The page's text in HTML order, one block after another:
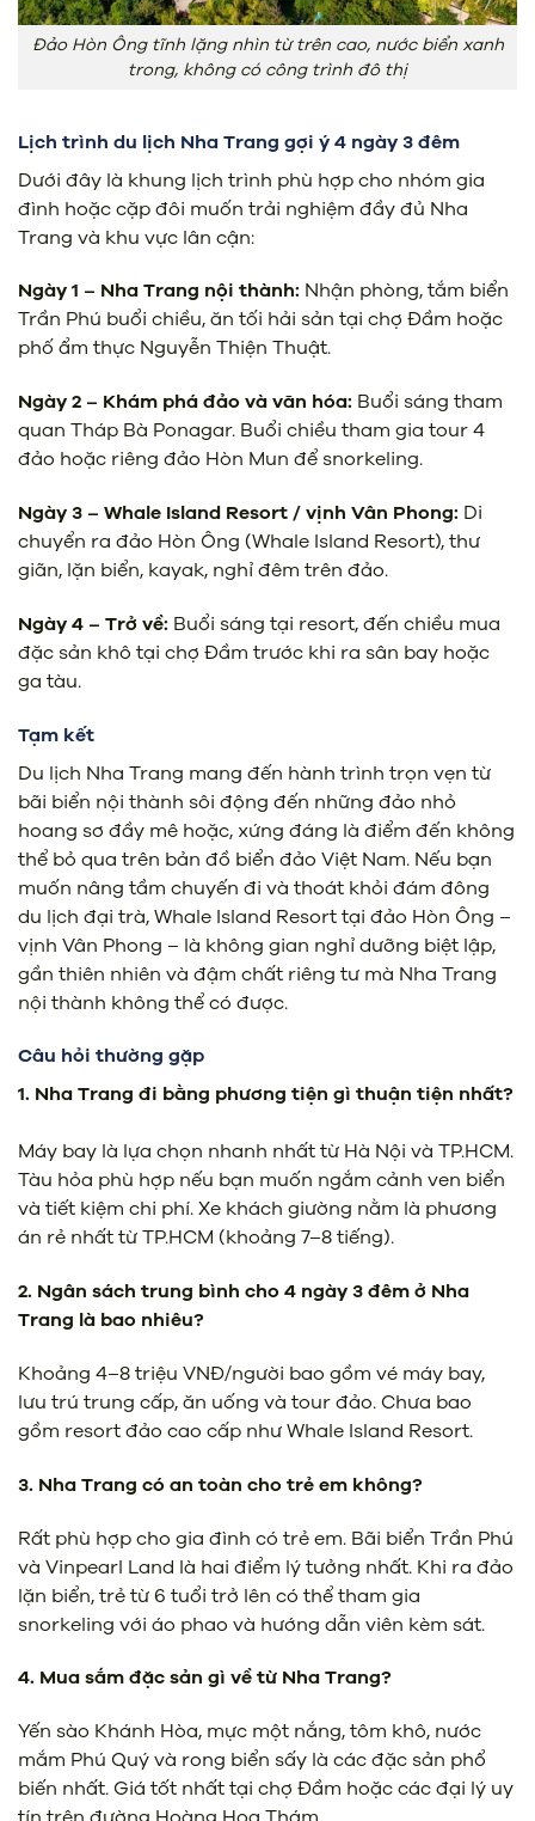
Đảo Hòn Ông tĩnh lặng nhìn từ trên cao, nước biển xanh
trong, không có công trình đô thị
Lịch trình du lịch Nha Trang gợi ý 4 ngày 3 đêm
Dưới đây là khung lịch trình phù hợp cho nhóm gia
đình hoặc cặp đôi muốn trải nghiệm đầy đủ Nha
Trang và khu vực lân cận:
Ngày 1 – Nha Trang nội thành: Nhận phòng, tắm biển
Trần Phú buổi chiều, ăn tối hải sản tại chợ Đầm hoặc
phố ẩm thực Nguyễn Thiện Thuật.
Ngày 2 – Khám phá đảo và văn hóa: Buổi sáng tham
quan Tháp Bà Ponagar. Buổi chiều tham gia tour 4
đảo hoặc riêng đảo Hòn Mun để snorkeling.
Ngày 3 – Whale Island Resort / vịnh Vân Phong: Di
chuyển ra đảo Hòn Ông (Whale Island Resort), thư
giãn, lặn biển, kayak, nghỉ đêm trên đảo.
Ngày 4 – Trở về: Buổi sáng tại resort, đến chiều mua
đặc sản khô tại chợ Đầm trước khi ra sân bay hoặc
ga tàu.
Tạm kết
Du lịch Nha Trang mang đến hành trình trọn vẹn từ
bãi biển nội thành sôi động đến những đảo nhỏ
hoang sơ đầy mê hoặc, xứng đáng là điểm đến không
thể bỏ qua trên bản đồ biển đảo Việt Nam. Nếu bạn
muốn nâng tầm chuyến đi và thoát khỏi đám đông
du lịch đại trà, Whale Island Resort tại đảo Hòn Ông –
vịnh Vân Phong – là không gian nghỉ dưỡng biệt lập,
gần thiên nhiên và đậm chất riêng tư mà Nha Trang
nội thành không thể có được.
Câu hỏi thường gặp
1. Nha Trang đi bằng phương tiện gì thuận tiện nhất?
Máy bay là lựa chọn nhanh nhất từ Hà Nội và TP.HCM.
Tàu hỏa phù hợp nếu bạn muốn ngắm cảnh ven biển
và tiết kiệm chi phí. Xe khách giường nằm là phương
án rẻ nhất từ TP.HCM (khoảng 7–8 tiếng).
2. Ngân sách trung bình cho 4 ngày 3 đêm ở Nha
Trang là bao nhiêu?
Khoảng 4–8 triệu VNĐ/người bao gồm vé máy bay,
lưu trú trung cấp, ăn uống và tour đảo. Chưa bao
gồm resort đảo cao cấp như Whale Island Resort.
3. Nha Trang có an toàn cho trẻ em không?
Rất phù hợp cho gia đình có trẻ em. Bãi biển Trần Phú
và Vinpearl Land là hai điểm lý tưởng nhất. Khi ra đảo
lặn biển, trẻ từ 6 tuổi trở lên có thể tham gia
snorkeling với áo phao và hướng dẫn viên kèm sát.
4. Mua sắm đặc sản gì về từ Nha Trang?
Yến sào Khánh Hòa, mực một nắng, tôm khô, nước
mắm Phú Quý và rong biển sấy là các đặc sản phổ
biến nhất. Giá tốt nhất tại chợ Đầm hoặc các đại lý uy